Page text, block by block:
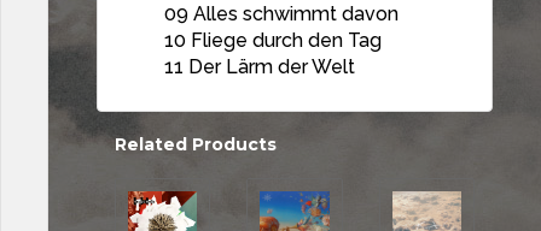
09 Alles schwimmt davon
10 Fliege durch den Tag
11 Der Lärm der Welt
Related Products